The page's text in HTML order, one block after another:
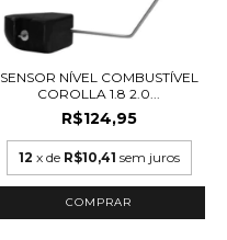
SENSOR NÍVEL COMBUSTÍVEL
COROLLA 1.8 2.0...
R$124,95
12 x de R$10,41 sem juros